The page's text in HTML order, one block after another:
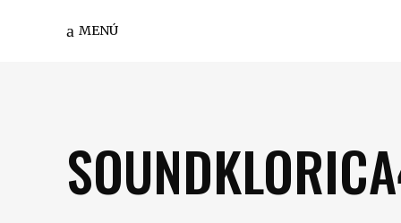
MENÚ